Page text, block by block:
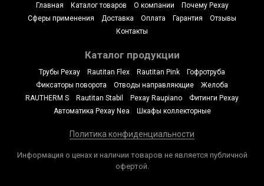
Главная Каталог товаров О компании
Почему Рехау
Сферы применения
Доставка Оплата Гарантия
Отзывы
Контакты
Каталог продукции
Трубы Рехау Rautitan Flex Rautitan Pink
Гофротруба
Фиксаторы поворота
Отводы направляющие
Желоба
RAUTHERM S
Rautitan Stabil Рехау Raupiano
Фитинги Рехау
Автоматика Рехау Nea
Шкафы коллекторные
Политика конфиденциальности
Информация о ценах и наличии товаров не является публичной
офертой.